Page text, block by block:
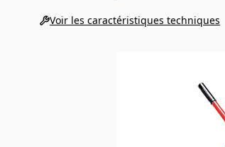
Voir les caractéristiques techniques